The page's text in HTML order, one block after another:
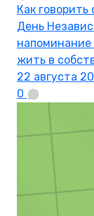
Как
День
напоминание
жить в
22 августа
0